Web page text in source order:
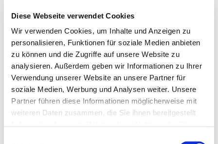
Diese Webseite verwendet Cookies
Wir verwenden Cookies, um Inhalte und Anzeigen zu
personalisieren, Funktionen für soziale Medien anbieten
zu können und die Zugriffe auf unsere Website zu
analysieren. Außerdem geben wir Informationen zu Ihrer
Verwendung unserer Website an unsere Partner für
soziale Medien, Werbung und Analysen weiter. Unsere
Partner führen diese Informationen möglicherweise mit
weiteren Daten zusammen, die Sie ihnen bereitgestellt
und die Landesregierung zum Handeln drängen
„Die Karten wurden von den Kitaleitungen in den
Kirchenkreis gebracht und werden von hier an die
Landesarbeitsgemeinschaft der Freien
Wohlfahrtspflege NRW geschickt, die sie
gebündelt an die Landesregierung übergeben
wird“, sagt Christina Gaubatz-Könecke, die für die
Öffentlichkeitsarbeit zum Thema Kita beim